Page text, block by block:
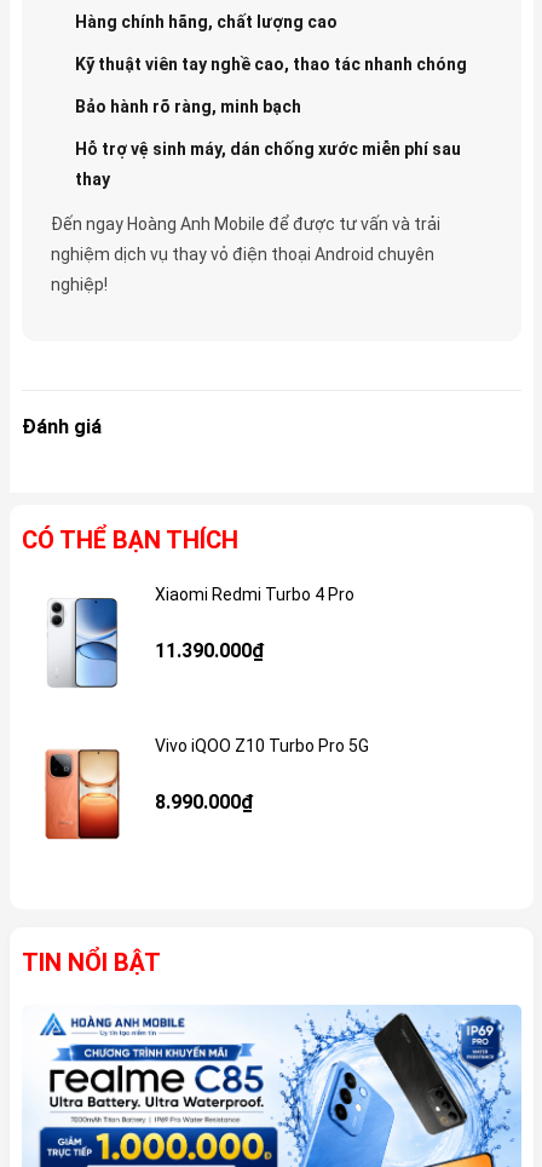
Hàng chính hãng, chất lượng cao
Kỹ thuật viên tay nghề cao, thao tác nhanh chóng
Bảo hành rõ ràng, minh bạch
Hỗ trợ vệ sinh máy, dán chống xước miễn phí sau
thay
Đến ngay Hoàng Anh Mobile để được tư vấn và trải
nghiệm dịch vụ thay vỏ điện thoại Android chuyên
nghiệp!
Đánh giá
CÓ THỂ BẠN THÍCH
Xiaomi Redmi Turbo 4 Pro
11.390.000₫
Vivo iQOO Z10 Turbo Pro 5G
8.990.000₫
TIN NỔI BẬT